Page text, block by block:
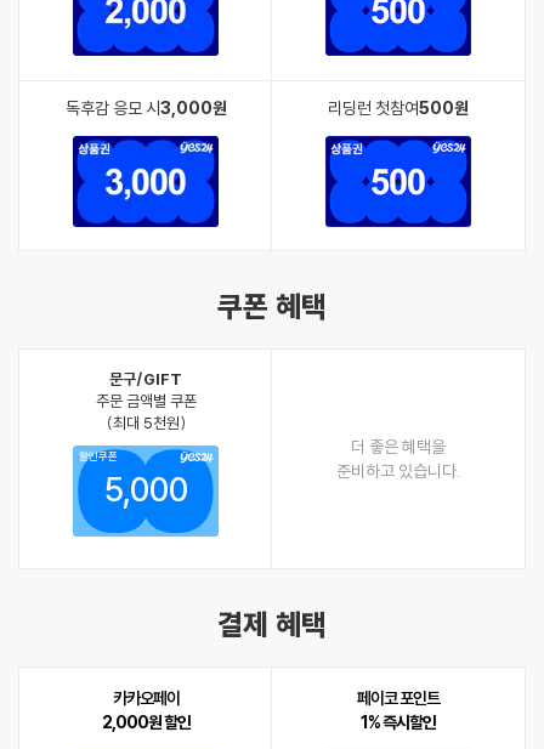
독후감 응모 시3,000원 리딩런 첫참여500원
쿠폰 혜택
문구/GIFT
주문 금액별 쿠폰
(최대 5천원)
할인쿠폰
5,000
더 좋은 혜택을
준비하고 있습니다.
결제 혜택
카카오페이
2,000원 할인
페이코 포인트
1% 즉시할인